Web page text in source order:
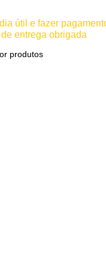
útil e fazer
entrega obrigada